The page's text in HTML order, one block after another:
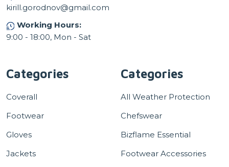
kirill.gorodnov@gmail.com
Working Hours:
9:00 - 18:00, Mon - Sat
Categories
Coverall
Footwear
Gloves
Jackets
Categories
All Weather Protection
Chefswear
Bizflame Essential
Footwear Accessories